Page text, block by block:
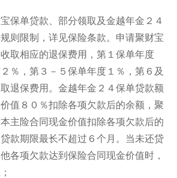
保单贷款、部分领取及金越年金２４
则限制，详见保险条款。申请聚财宝
取相应的退保费用，第１保单年度
％，第３－５保单年度１％，第６及
退保费用。金越年金２４保单贷款额
值８０％扣除各项欠款后的余额，聚
主险合同现金价值扣除各项欠款后的
款期限最长不超过６个月。当未还贷
各项欠款达到保险合同现金价值时，